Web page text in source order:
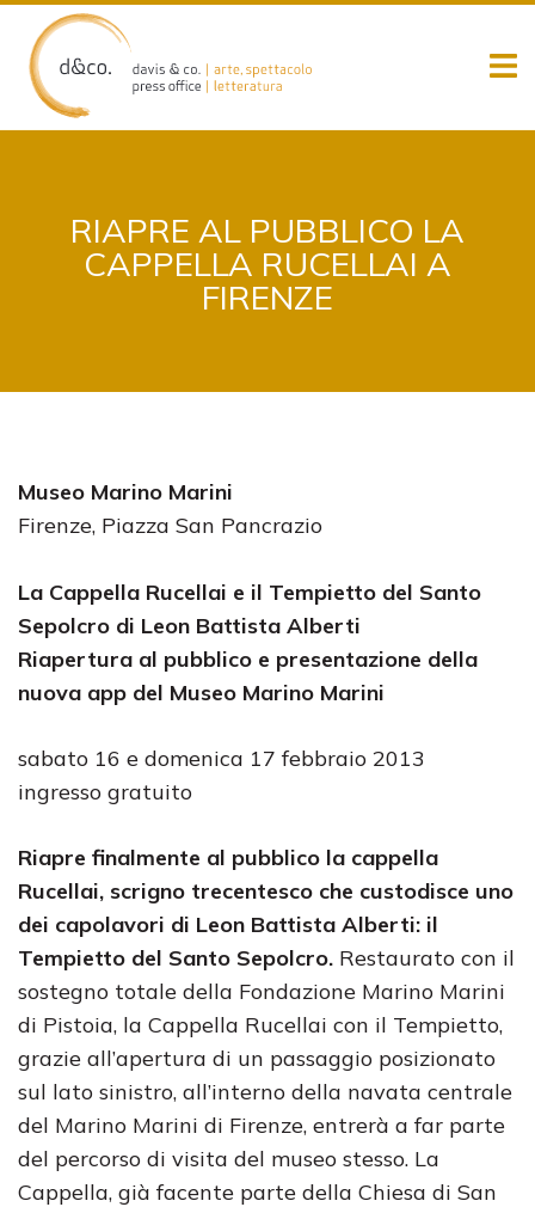
content
RIAPRE AL PUBBLICO LA
CAPPELLA RUCELLAI A
FIRENZE
Museo Marino Marini
Firenze, Piazza San Pancrazio
La Cappella Rucellai e il Tempietto del Santo
Sepolcro di Leon Battista Alberti
Riapertura al pubblico e presentazione della
nuova app del Museo Marino Marini
sabato 16 e domenica 17 febbraio 2013
ingresso gratuito
Riapre finalmente al pubblico la cappella
Rucellai, scrigno trecentesco che custodisce uno
dei capolavori di Leon Battista Alberti: il
Tempietto del Santo Sepolcro. Restaurato con il
sostegno totale della Fondazione Marino Marini
di Pistoia, la Cappella Rucellai con il Tempietto,
grazie all’apertura di un passaggio posizionato
sul lato sinistro, all’interno della navata centrale
del Marino Marini di Firenze, entrerà a far parte
del percorso di visita del museo stesso. La
Cappella, già facente parte della Chiesa di San